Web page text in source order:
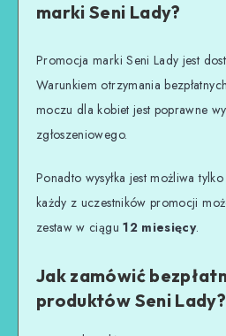
marki Seni Lady?
Promocja marki Seni Lady jest
Warunkiem otrzymania
moczu dla kobiet jest poprawne
zgłoszeniowego.
Ponadto wysyłka jest możliwa
każdy z uczestników promocji
zestaw w ciągu12 miesięcy.
Jak zamówić
produktów Seni Lady?